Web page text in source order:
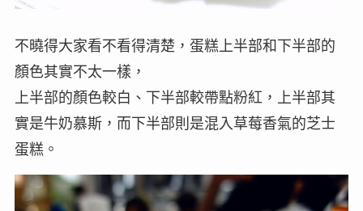
不曉得大家看不看得清楚，蛋糕上半部和下半部的
顏色其實不太一樣，
上半部的顏色較白、下半部較帶點粉紅，上半部其
實是牛奶慕斯，而下半部則是混入草莓香氣的芝士
蛋糕。